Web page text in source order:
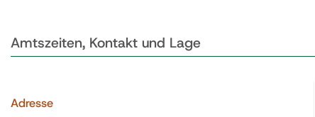
Amtszeiten, Kontakt und Lage
Adresse